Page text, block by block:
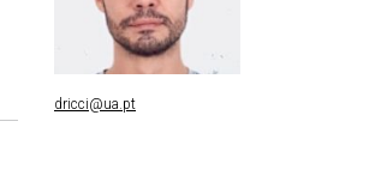
dricci@ua.pt